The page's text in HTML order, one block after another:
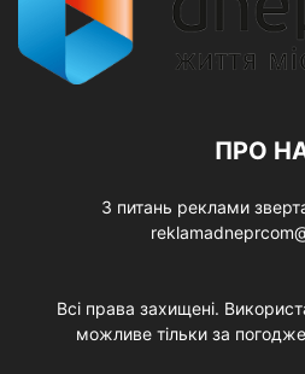
ПРО
З питань реклами
Всі права захищені.
можливе тільки за